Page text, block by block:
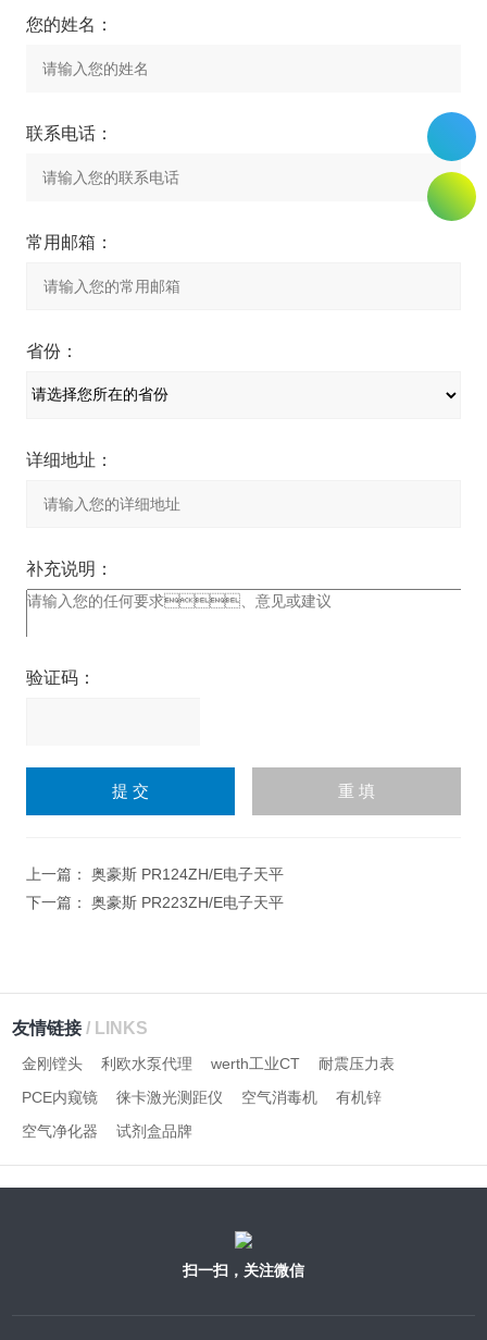
您的姓名：
联系电话：
常用邮箱：
省份：
详细地址：
补充说明：
验证码：
上一篇： 奥豪斯 PR124ZH/E电子天平
下一篇： 奥豪斯 PR223ZH/E电子天平
友情链接/ LINKS
金刚镗头 利欧水泵代理 werth工业CT
耐震压力表
PCE内窥镜
徕卡激光测距仪 空气消毒机
有机锌
空气净化器
试剂盒品牌
扫一扫，关注微信